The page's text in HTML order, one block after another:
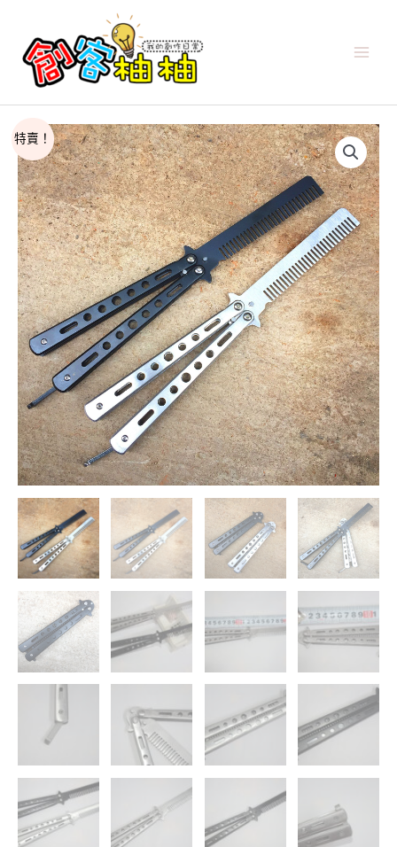
特賣！
原
始
價
格：
NT$300。
目
前
價
格：
NT$127。